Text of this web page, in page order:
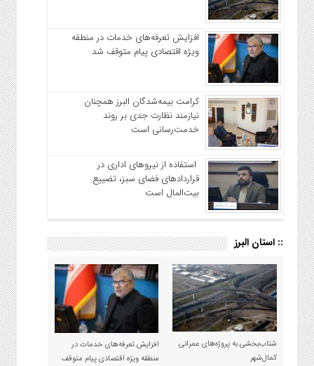
افزایش تعرفه‌های خدمات در منطقه
ویژه اقتصادی پیام متوقف شد
کرامت بیمه‌شدگان البرز همچنان
نیازمند نظارت جدی بر روند
خدمت‌رسانی است
استفاده از نیروهای اداری در
قراردادهای فضای سبز، تضییع
بیت‌المال است
:: استان البرز
شتاب‌بخشی به پروژه‌های عمرانی
کمال‌شهر
افزایش تعرفه‌های خدمات در
منطقه ویژه اقتصادی پیام متوقف